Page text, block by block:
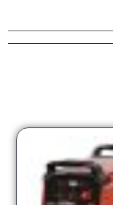
MAG
Binzel